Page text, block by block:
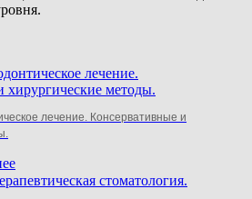
лечение. Консервативные и